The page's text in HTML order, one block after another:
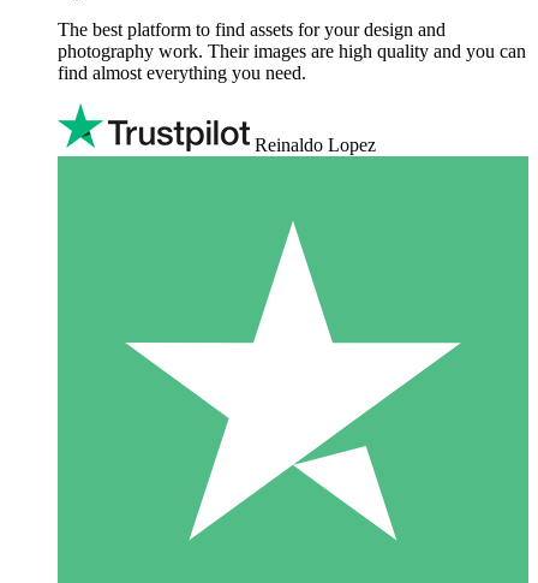
The best platform to find assets for your design and
photography work. Their images are high quality and you can
find almost everything you need.
Reinaldo Lopez